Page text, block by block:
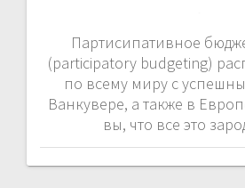
Партисипативное
(participatory budgeting)
по всему миру с
Ванкувере, а также в
вы, что все это